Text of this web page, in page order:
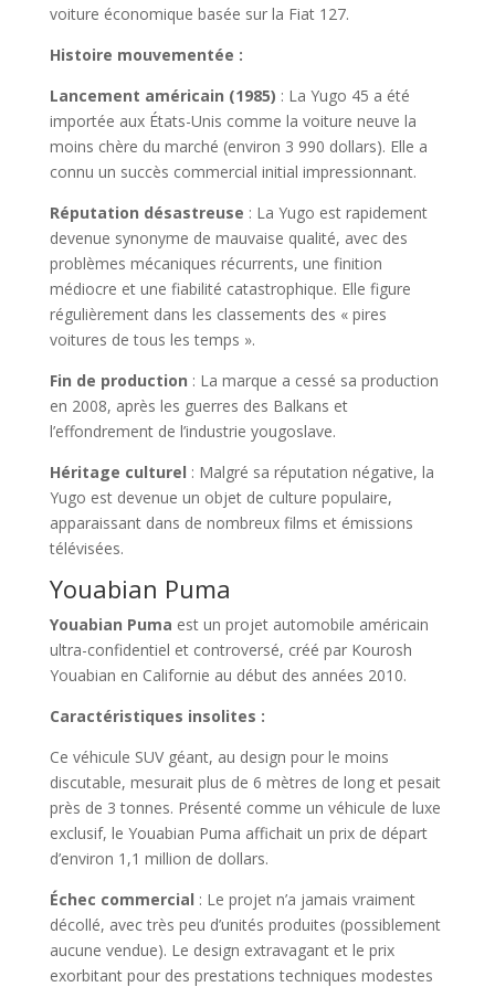
voiture économique basée sur la Fiat 127.
Histoire mouvementée :
Lancement américain (1985) : La Yugo 45 a été
importée aux États-Unis comme la voiture neuve la
moins chère du marché (environ 3 990 dollars). Elle a
connu un succès commercial initial impressionnant.
Réputation désastreuse : La Yugo est rapidement
devenue synonyme de mauvaise qualité, avec des
problèmes mécaniques récurrents, une finition
médiocre et une fiabilité catastrophique. Elle figure
régulièrement dans les classements des « pires
voitures de tous les temps ».
Fin de production : La marque a cessé sa production
en 2008, après les guerres des Balkans et
l’effondrement de l’industrie yougoslave.
Héritage culturel : Malgré sa réputation négative, la
Yugo est devenue un objet de culture populaire,
apparaissant dans de nombreux films et émissions
télévisées.
Youabian Puma
Youabian Puma est un projet automobile américain
ultra-confidentiel et controversé, créé par Kourosh
Youabian en Californie au début des années 2010.
Caractéristiques insolites :
Ce véhicule SUV géant, au design pour le moins
discutable, mesurait plus de 6 mètres de long et pesait
près de 3 tonnes. Présenté comme un véhicule de luxe
exclusif, le Youabian Puma affichait un prix de départ
d’environ 1,1 million de dollars.
Échec commercial : Le projet n’a jamais vraiment
décollé, avec très peu d’unités produites (possiblement
aucune vendue). Le design extravagant et le prix
exorbitant pour des prestations techniques modestes